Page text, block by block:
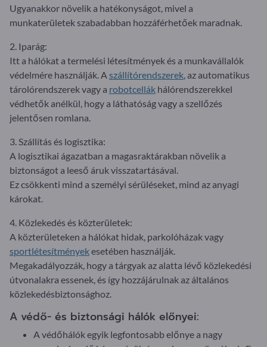
Ugyanakkor növelik a hatékonyságot, mivel a
munkaterületek szabadabban hozzáférhetőek maradnak.
2. Iparág:
Itt a hálókat a termelési létesítmények és a munkavállalók
védelmére használják. A szállítórendszerek, az automatikus
tárolórendszerek vagy a robotcellák hálórendszerekkel
védhetők anélkül, hogy a láthatóság vagy a szellőzés
jelentősen romlana.
3. Szállítás és logisztika:
A logisztikai ágazatban a magasraktárakban növelik a
biztonságot a leeső áruk visszatartásával.
Ez csökkenti mind a személyi sérüléseket, mind az anyagi
károkat.
4. Közlekedés és közterületek:
A közterületeken a hálókat hidak, parkolóházak vagy
sportlétesítményekesetében használják.
Megakadályozzák, hogy a tárgyak az alatta lévő közlekedési
útvonalakra essenek, és így hozzájárulnak az általános
közlekedésbiztonsághoz.
A védő- és biztonsági hálók előnyei:
A védőhálók egyik legfontosabb előnye a nagy